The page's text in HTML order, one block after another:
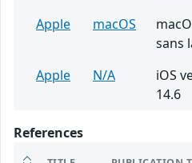
Apple
macOS
sans
Apple
N/A
iOS
14.6
References